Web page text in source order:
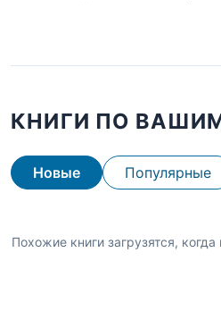
КНИГИ ПО
Новые Популярные
Похожие книги загрузятся,